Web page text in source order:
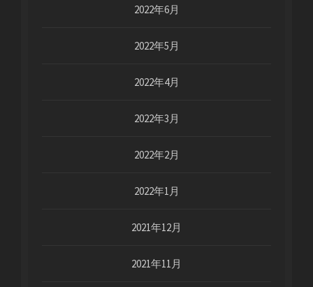
2022年6月
2022年5月
2022年4月
2022年3月
2022年2月
2022年1月
2021年12月
2021年11月